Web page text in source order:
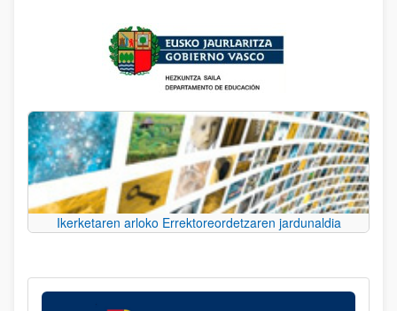
Ikerketaren arloko Errektoreordetzaren jardunaldia